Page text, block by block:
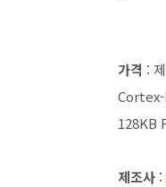
가격 :
Cortex-
128KB
제조사 :